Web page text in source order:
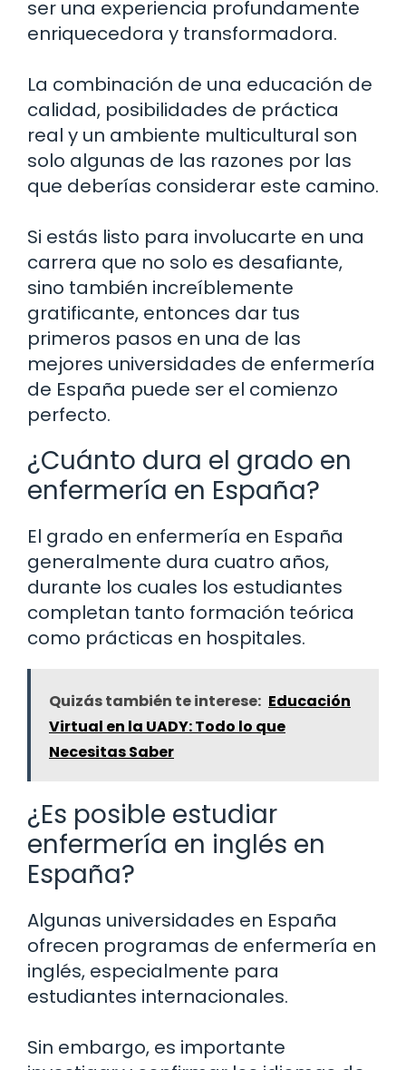
ser una experiencia profundamente
enriquecedora y transformadora.
La combinación de una educación de
calidad, posibilidades de práctica
real y un ambiente multicultural son
solo algunas de las razones por las
que deberías considerar este camino.
Si estás listo para involucarte en una
carrera que no solo es desafiante,
sino también increíblemente
gratificante, entonces dar tus
primeros pasos en una de las
mejores universidades de enfermería
de España puede ser el comienzo
perfecto.
¿Cuánto dura el grado en
enfermería en España?
El grado en enfermería en España
generalmente dura cuatro años,
durante los cuales los estudiantes
completan tanto formación teórica
como prácticas en hospitales.
Quizás también te interese: Educación
Virtual en la UADY: Todo lo que
Necesitas Saber
¿Es posible estudiar
enfermería en inglés en
España?
Algunas universidades en España
ofrecen programas de enfermería en
inglés, especialmente para
estudiantes internacionales.
Sin embargo, es importante